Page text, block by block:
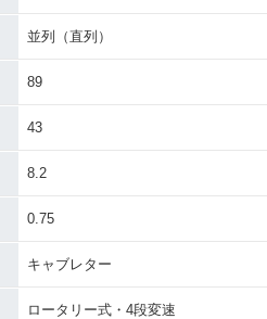
並列（直列）
89
43
8.2
0.75
キャブレター
ロータリー式・4段変速